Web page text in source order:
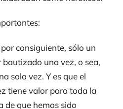
consiguiente, sólo un
una vez, o sea,
sola vez. Y es que el
tiene valor para toda la
de que hemos sido